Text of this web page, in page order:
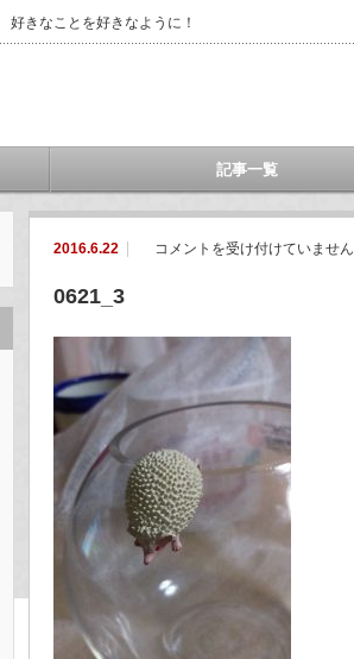
好きなことを好きなように！
記事一覧
2016.6.22
0621_3
コメントを受け付けていません
0621_3